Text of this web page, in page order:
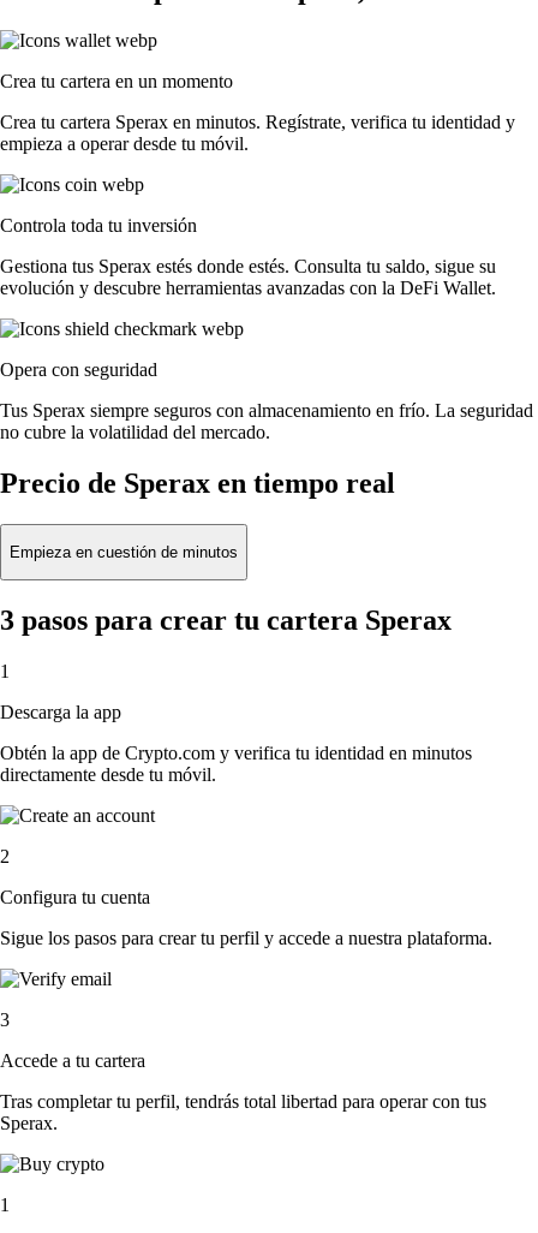
Crea tu cartera en un momento
Crea tu cartera Sperax en minutos. Regístrate, verifica tu identidad y
empieza a operar desde tu móvil.
Controla toda tu inversión
Gestiona tus Sperax estés donde estés. Consulta tu saldo, sigue su
evolución y descubre herramientas avanzadas con la DeFi Wallet.
Opera con seguridad
Tus Sperax siempre seguros con almacenamiento en frío. La seguridad
no cubre la volatilidad del mercado.
Precio de Sperax en tiempo real
Empieza en cuestión de minutos
3 pasos para crear tu cartera Sperax
1
Descarga la app
Obtén la app de Crypto.com y verifica tu identidad en minutos
directamente desde tu móvil.
2
Configura tu cuenta
Sigue los pasos para crear tu perfil y accede a nuestra plataforma.
3
Accede a tu cartera
Tras completar tu perfil, tendrás total libertad para operar con tus
Sperax.
1